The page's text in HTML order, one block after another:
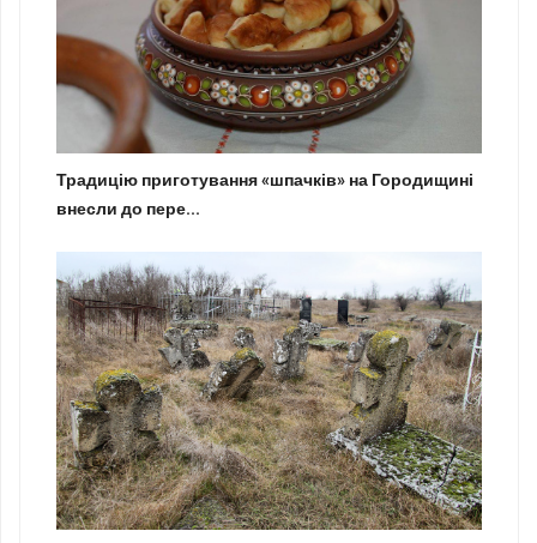
Традицію приготування «шпачків» на Городищині
внесли до пере...